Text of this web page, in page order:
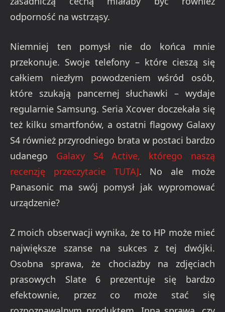
odporność na wstrząsy.
Niemniej ten pomysł nie do końca mnie
przekonuje. Swoje telefony – które cieszą się
całkiem niezłym powodzeniem wśród osób,
które szukają pancernej słuchawki – wydaje
regularnie Samsung. Seria Xcover doczekała się
też kilku smartfonów, a ostatni flagowy Galaxy
S4 również przyrodniego brata w postaci bardzo
udanego Galaxy S4 Active, którego naszą
recenzję przeczytacie TUTAJ. No ale może
Panasonic ma swój pomysł jak wypromować
urządzenie?
Z moich obserwacji wynika, że to HP może mieć
największe szanse na sukces z tej dwójki.
Osobna sprawa, że chociażby na zdjęciach
prasowych Slate 6 prezentuje się bardzo
efektownie, przez co może stać się